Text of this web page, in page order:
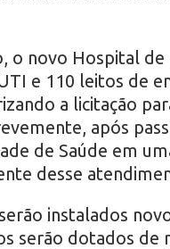
o novo Hospital de
e 110 leitos de
a licitação
após
de Saúde em
desse
instalados
serão dotados de